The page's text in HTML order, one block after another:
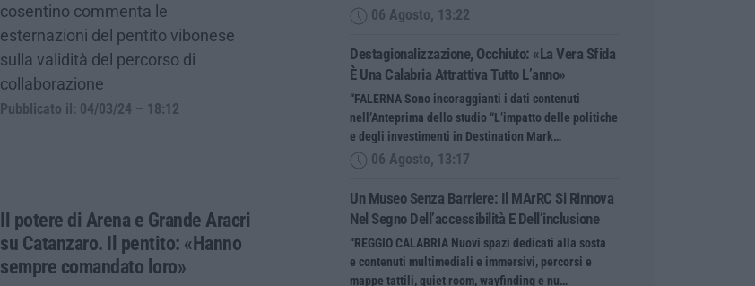
cosentino commenta le
esternazioni del pentito vibonese
sulla validità del percorso di
collaborazione
Pubblicato il: 04/03/24 – 18:12
Il potere di Arena e Grande Aracri
su Catanzaro. Il pentito: «Hanno
sempre comandato loro»
06 Agosto, 13:22
Destagionalizzazione, Occhiuto: «La Vera Sfida
È Una Calabria Attrattiva Tutto L’anno»
“FALERNA Sono incoraggianti i dati contenuti
nell’Anteprima dello studio “L’impatto delle politiche
e degli investimenti in Destination Mark…
06 Agosto, 13:17
Un Museo Senza Barriere: Il MArRC Si Rinnova
Nel Segno Dell’accessibilità E Dell’inclusione
“REGGIO CALABRIA Nuovi spazi dedicati alla sosta
e contenuti multimediali e immersivi, percorsi e
mappe tattili, quiet room, wayfinding e nu…